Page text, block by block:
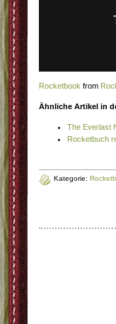
Rocketbook from
Ähnliche Artikel in
The Everlast
Rocketbuch
Kategorie: